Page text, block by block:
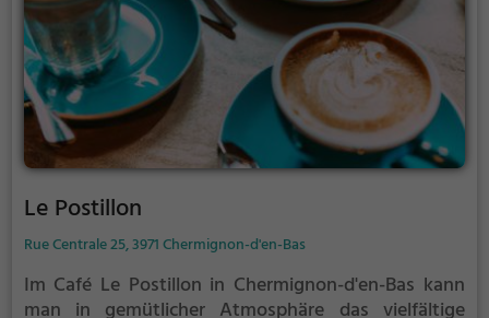
Le Postillon
Rue Centrale 25, 3971 Chermignon-d'en-Bas
Im Café Le Postillon in Chermignon-d'en-Bas kann
man in gemütlicher Atmosphäre das vielfältige